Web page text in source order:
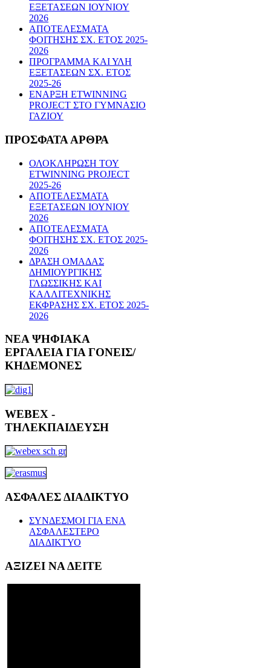
ΕΞΕΤΑΣΕΩΝ ΙΟΥΝΙΟΥ
2026
ΑΠΟΤΕΛΕΣΜΑΤΑ
ΦΟΙΤΗΣΗΣ ΣΧ. ΕΤΟΣ 2025-
2026
ΠΡΟΓΡΑΜΜΑ ΚΑΙ ΥΛΗ
ΕΞΕΤΑΣΕΩΝ ΣΧ. ΕΤΟΣ
2025-26
ΕΝΑΡΞΗ ETWINNING
PROJECT ΣΤΟ ΓΥΜΝΑΣΙΟ
ΓΑΖΙΟΥ
ΠΡΟΣΦΑΤΑ ΑΡΘΡΑ
ΟΛΟΚΛΗΡΩΣΗ ΤΟΥ
ETWINNING PROJECT
2025-26
ΑΠΟΤΕΛΕΣΜΑΤΑ
ΕΞΕΤΑΣΕΩΝ ΙΟΥΝΙΟΥ
2026
ΑΠΟΤΕΛΕΣΜΑΤΑ
ΦΟΙΤΗΣΗΣ ΣΧ. ΕΤΟΣ 2025-
2026
ΔΡΑΣΗ ΟΜΑΔΑΣ
ΔΗΜΙΟΥΡΓΙΚΗΣ
ΓΛΩΣΣΙΚΗΣ ΚΑΙ
ΚΑΛΛΙΤΕΧΝΙΚΗΣ
ΕΚΦΡΑΣΗΣ ΣΧ. ΕΤΟΣ 2025-
2026
ΝΕΑΨΗΦΙΑΚΑ
ΕΡΓΑΛΕΙΑ ΓΙΑ ΓΟΝΕΙΣ/
ΚΗΔΕΜΟΝΕΣ
WEBEX -
ΤΗΛΕΚΠΑΙΔΕΥΣΗ
ΑΣΦΑΛΕΣΔΙΑΔΙΚΤΥΟ
ΣΥΝΔΕΣΜΟΙ ΓΙΑ ΕΝΑ
ΑΣΦΑΛΕΣΤΕΡΟ
ΔΙΑΔΙΚΤΥΟ
ΑΞΙΖΕΙ ΝΑ ΔΕΙΤΕ